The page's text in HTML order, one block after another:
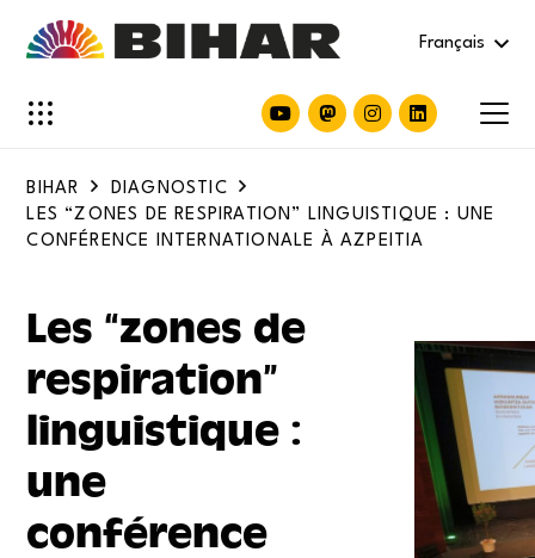
Français
BIHAR
DIAGNOSTIC
LES “ZONES DE RESPIRATION” LINGUISTIQUE : UNE
CONFÉRENCE INTERNATIONALE À AZPEITIA
Les “zones de
respiration”
linguistique :
une
conférence